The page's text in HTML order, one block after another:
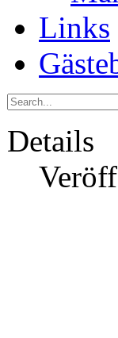
Links
Details